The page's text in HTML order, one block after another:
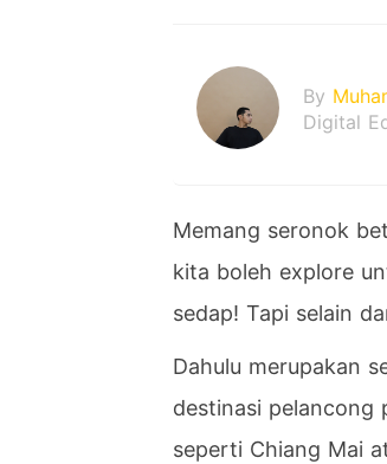
By
Digital
Memang seronok
kita boleh explore
sedap! Tapi selain
Dahulu merupakan
destinasi pelancong
seperti Chiang Mai